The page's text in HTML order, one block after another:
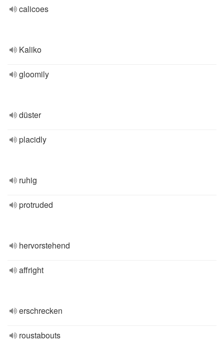
calicoes
Kaliko
gloomily
düster
placidly
ruhig
protruded
hervorstehend
affright
erschrecken
roustabouts